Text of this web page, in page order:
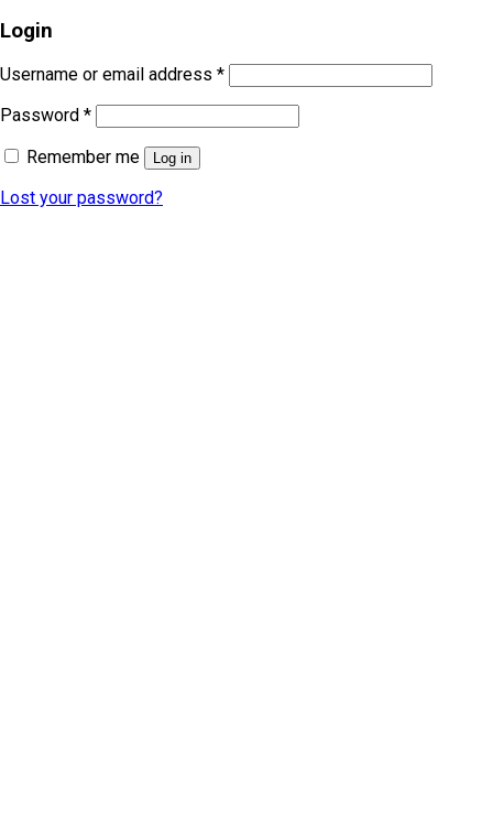
Login
Username or email address *
Password *
Remember me
Log in
Lost your password?